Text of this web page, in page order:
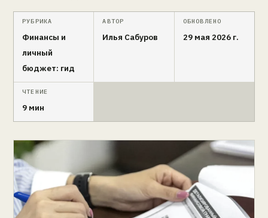
РУБРИКА
Финансы и
личный
бюджет: гид
АВТОР
Илья Сабуров
ОБНОВЛЕНО
29 мая 2026 г.
ЧТЕНИЕ
9 мин